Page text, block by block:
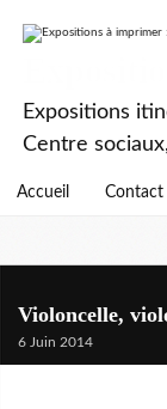
Expositions
Centre
Accueil Contact
Violoncelle,
6 Juin 2014